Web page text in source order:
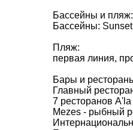
Бассейны и пляж:
Бассейны:
Пляж:
первая линия,
Бары и
Главный
7 ресторанов
Mezes - рыбный
*
*